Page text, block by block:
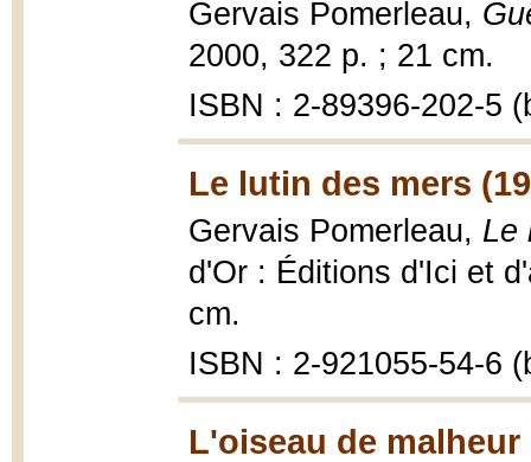
Gervais Pomerleau,
2000, 322 p. ; 21 cm.
ISBN : 2-89396-202-5
Le lutin des mers
Gervais Pomerleau, Le
d'Or : Éditions d'Ici et
cm.
ISBN : 2-921055-54-6
L'oiseau de malheur